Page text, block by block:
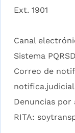
Ext. 1901
Canal
Sistema
Correo de
Denuncias
RITA: